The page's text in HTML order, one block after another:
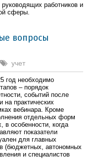
работников и
сферы.
вопросы
учет
год необходимо
– порядок
событий после
на практических
вебинара. Кроме
отдельных форм
в особенности, когда
показатели
для главных
(бюджетных, автономных
и специалистов